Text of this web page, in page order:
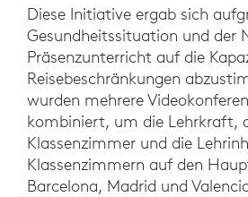
Diese Initiative ergab sich
Gesundheitssituation und der
Präsenzunterricht auf die
Reisebeschränkungen
wurden mehrere
kombiniert, um die Lehrkraft,
Klassenzimmer und die
Klassenzimmern auf den
Barcelona, Madrid und